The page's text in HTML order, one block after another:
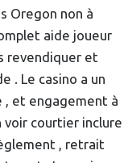
Oregon non à
aide joueur
revendiquer et
. Le casino a un
, et engagement à
voir courtier inclure
, retrait